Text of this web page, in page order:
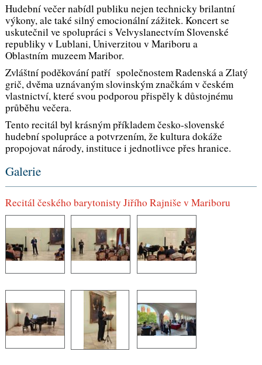
Hudební večer nabídl publiku nejen technicky brilantní
výkony, ale také silný emocionální zážitek. Koncert se
uskutečnil ve spolupráci s Velvyslanectvím Slovenské
republiky v Lublani, Univerzitou v Mariboru a
Oblastním muzeem Maribor.
Zvláštní poděkování patří společnostem Radenská a Zlatý
grič, dvěma uznávaným slovinským značkám v českém
vlastnictví, které svou podporou přispěly k důstojnému
průběhu večera.
Tento recitál byl krásným příkladem česko-slovenské
hudební spolupráce a potvrzením, že kultura dokáže
propojovat národy, instituce i jednotlivce přes hranice.
Galerie
Recitál českého barytonisty Jiřího Rajniše v Mariboru